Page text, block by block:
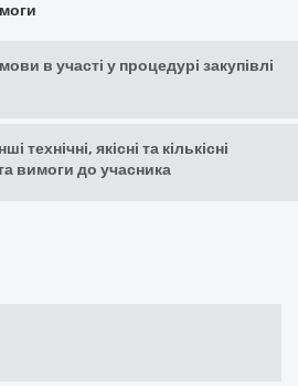
в участі у процедурі закупівлі
технічні, якісні та кількісні
вимоги до учасника